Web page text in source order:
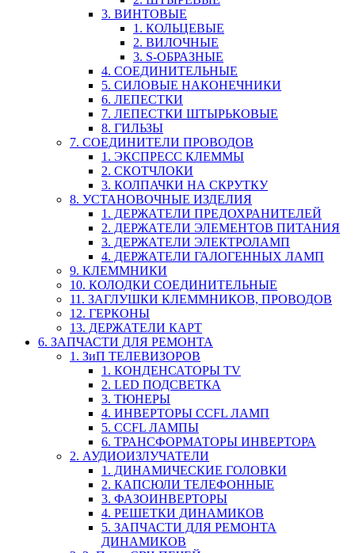
3. ВИНТОВЫЕ
1. КОЛЬЦЕВЫЕ
2. ВИЛОЧНЫЕ
3. S-ОБРАЗНЫЕ
4. СОЕДИНИТЕЛЬНЫЕ
5. СИЛОВЫЕ НАКОНЕЧНИКИ
6. ЛЕПЕСТКИ
7. ЛЕПЕСТКИ ШТЫРЬКОВЫЕ
8. ГИЛЬЗЫ
7. СОЕДИНИТЕЛИ ПРОВОДОВ
1. ЭКСПРЕСС КЛЕММЫ
2. СКОТЧЛОКИ
3. КОЛПАЧКИ НА СКРУТКУ
8. УСТАНОВОЧНЫЕ ИЗДЕЛИЯ
1. ДЕРЖАТЕЛИ ПРЕДОХРАНИТЕЛЕЙ
2. ДЕРЖАТЕЛИ ЭЛЕМЕНТОВ ПИТАНИЯ
3. ДЕРЖАТЕЛИ ЭЛЕКТРОЛАМП
4. ДЕРЖАТЕЛИ ГАЛОГЕННЫХ ЛАМП
9. КЛЕММНИКИ
10. КОЛОДКИ СОЕДИНИТЕЛЬНЫЕ
11. ЗАГЛУШКИ КЛЕММНИКОВ, ПРОВОДОВ
12. ГЕРКОНЫ
13. ДЕРЖАТЕЛИ КАРТ
6. ЗАПЧАСТИ ДЛЯ РЕМОНТА
1. ЗиП ТЕЛЕВИЗОРОВ
1. КОНДЕНСАТОРЫ TV
2. LED ПОДСВЕТКА
3. ТЮНЕРЫ
4. ИНВЕРТОРЫ CCFL ЛАМП
5. CCFL ЛАМПЫ
6. ТРАНСФОРМАТОРЫ ИНВЕРТОРА
2. АУДИОИЗЛУЧАТЕЛИ
1. ДИНАМИЧЕСКИЕ ГОЛОВКИ
2. КАПСЮЛИ ТЕЛЕФОННЫЕ
3. ФАЗОИНВЕРТОРЫ
4. РЕШЕТКИ ДИНАМИКОВ
5. ЗАПЧАСТИ ДЛЯ РЕМОНТА
ДИНАМИКОВ